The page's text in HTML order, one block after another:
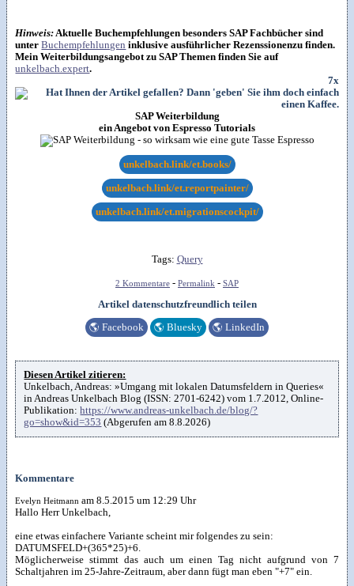
Hinweis:Aktuelle Buchempfehlungen besonders SAP Fachbücher sind
unterBuchempfehlungen inklusive ausführlicher Rezenssionenzu finden.
Mein Weiterbildungsangebot zu SAP Themen finden Sie auf
unkelbach.expert.
7x
SAP Weiterbildung
ein Angebot von Espresso Tutorials
unkelbach.link/et.books/
unkelbach.link/et.reportpainter/
unkelbach.link/et.migrationscockpit/
Tags: Query
2 Kommentare - Permalink - SAP
Artikel datenschutzfreundlich teilen
🌎 Facebook 🌎 Bluesky 🌎 LinkedIn
Diesen Artikel zitieren:
Unkelbach, Andreas: »Umgang mit lokalen Datumsfeldern in Queries«
in Andreas Unkelbach Blog (ISSN: 2701-6242) vom 1.7.2012, Online-
Publikation:https://www.andreas-unkelbach.de/blog/?
go=show&id=353 (Abgerufen am 8.8.2026)
Kommentare
Evelyn Heitmann am 8.5.2015 um 12:29 Uhr
Hallo Herr Unkelbach,
eine etwas einfachere Variante scheint mir folgendes zu sein:
DATUMSFELD+(365*25)+6.
Möglicherweise stimmt das auch um einen Tag nicht aufgrund von 7
Schaltjahren im 25-Jahre-Zeitraum, aber dann fügt man eben "+7" ein.